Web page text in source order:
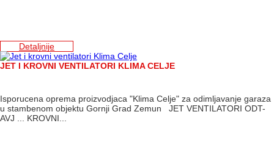
Detaljnije
JET I KROVNI VENTILATORI KLIMA CELJE
Isporucena oprema proizvodjaca "Klima Celje" za odimljavanje garaza
u stambenom objektu Gornji Grad Zemun JET VENTILATORI ODT-
AVJ ... KROVNI...